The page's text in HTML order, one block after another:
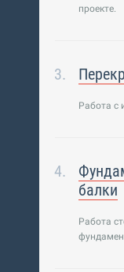
проекте.
Работа с
балки
Работа